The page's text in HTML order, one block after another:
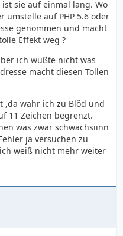
sie auf einmal lang. Wo
umstelle auf PHP 5.6 oder
genommen und macht
Effekt weg ?
ich wüßte nicht was
macht diesen Tollen
,da wahr ich zu Blöd und
11 Zeichen begrenzt.
was zwar schwachsiinn
ja versuchen zu
weiß nicht mehr weiter